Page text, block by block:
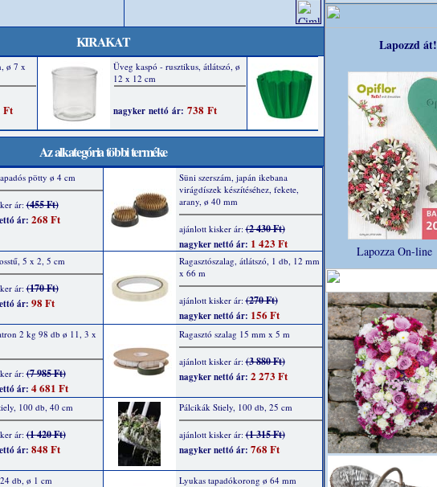
KIRAKAT
Az alkategória többi terméke
pötty ø 4 cm
ár:(455 Ft)
ár: 268 Ft
Süni szerszám, japán ikebana
virágdíszek készítéséhez, fekete,
arany, ø 40 mm
ajánlott kisker ár:(2 430 Ft)
nagyker nettó ár: 1 423 Ft
5 x 2, 5 cm
ár:(170 Ft)
ár: 98 Ft
Ragasztószalag, átlátszó, 1 db, 12 mm
x 66 m
ajánlott kisker ár:(270 Ft)
nagyker nettó ár: 156 Ft
2 kg 98 db ø 11, 3 x
ár:(7 985 Ft)
ár: 4 681 Ft
Ragasztó szalag 15 mm x 5 m
ajánlott kisker ár:(3 880 Ft)
nagyker nettó ár: 2 273 Ft
100 db, 40 cm
ár:(1 420 Ft)
ár: 848 Ft
Pálcikák Stiely, 100 db, 25 cm
ajánlott kisker ár:(1 315 Ft)
nagyker nettó ár: 768 Ft
db, ø 1 cm Lyukas tapadókorong ø 64 mm
Lapozzd át!
Lapozza On-line